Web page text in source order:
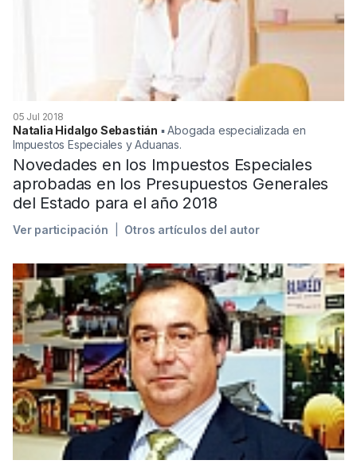
05 Jul 2018
Natalia Hidalgo Sebastián ▪︎ Abogada especializada en
Impuestos Especiales y Aduanas.
Novedades en los Impuestos Especiales
aprobadas en los Presupuestos Generales
del Estado para el año 2018
Ver participación Otros artículos del autor